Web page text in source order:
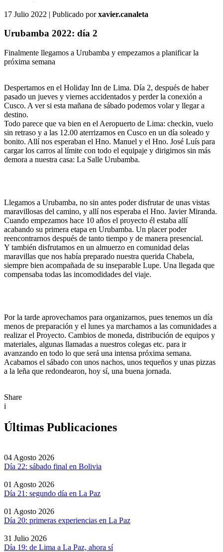
17 Julio 2022 | Publicado porxavier.canaleta
Urubamba 2022: día 2
Finalmente llegamos a Urubamba y empezamos a planificar la
próxima semana
Despertamos en el Holiday Inn de Lima. Día 2, después de haber
pasado un jueves y viernes accidentados y perder la conexión a
Cusco. A ver si esta mañana de sábado podemos volar y llegar a
destino.
Todo parece que va bien en el Aeropuerto de Lima: checkin, vuelo
sin retraso y a las 12.00 aterrizamos en Cusco en un día soleado y
bonito. Allí nos esperaban el Hno. Manuel y el Hno. José Luís para
cargar los carros al límite con todo el equipaje y dirigirnos sin más
demora a nuestra casa: La Salle Urubamba.
Llegamos a Urubamba, no sin antes poder disfrutar de unas vistas
maravillosas del camino, y allí nos esperaba el Hno. Javier Miranda.
Cuando empezamos hace 10 años el proyecto él estaba allí
acabando su primera etapa en Urubamba. Un placer poder
reencontrarnos después de tanto tiempo y de manera presencial.
Y también disfrutamos en un almuerzo en comunidad delas
maravillas que nos había preparado nuestra querida Chabela,
siempre bien acompañada de su inseparable Lupe. Una llegada que
compensaba todas las incomodidades del viaje.
Por la tarde aprovechamos para organizarnos, pues tenemos un día
menos de preparación y el lunes ya marchamos a las comunidades a
realizar el Proyecto. Cambios de moneda, distribución de equipos y
materiales, algunas llamadas a nuestros colegas etc. para ir
avanzando en todo lo que será una intensa próxima semana.
Acabamos el sábado con unos nachos, unos tequeños y unas pizzas
a la leña que redondearon, hoy sí, una buena jornada.
Share
i
Últimas Publicaciones
04 Agosto 2026
Día 22: sábado final en Bolivia
01 Agosto 2026
Día 21: segundo día en La Paz
01 Agosto 2026
Día 20: primeras experiencias en La Paz
31 Julio 2026
Día 19: de Lima a La Paz, ahora sí